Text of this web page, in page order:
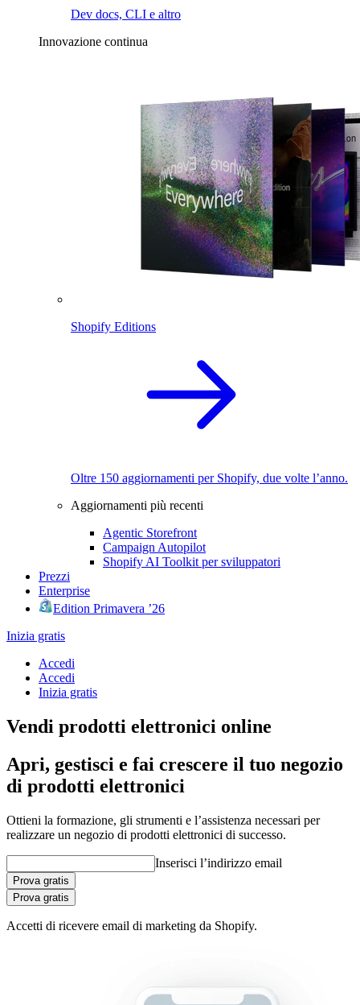
Dev docs, CLI e altro
Innovazione continua
Shopify Editions
Oltre 150 aggiornamenti per Shopify, due volte l’anno.
Aggiornamenti più recenti
Agentic Storefront
Campaign Autopilot
Shopify AI Toolkit per sviluppatori
Prezzi
Enterprise
Edition Primavera ’26
Inizia gratis
Accedi
Accedi
Inizia gratis
Vendi prodotti elettronici online
Apri, gestisci e fai crescere il tuo negozio
di prodotti elettronici
Ottieni la formazione, gli strumenti e l’assistenza necessari per
realizzare un negozio di prodotti elettronici di successo.
Inserisci l’indirizzo email
Prova gratis
Prova gratis
Accetti di ricevere email di marketing da Shopify.